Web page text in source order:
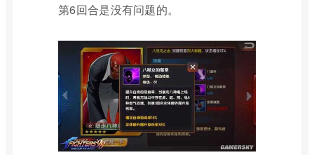
第6回合是没有问题的。